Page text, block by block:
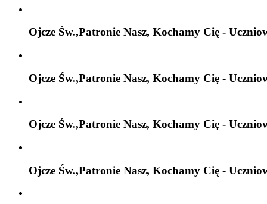
Ojcze Św.,Patronie Nasz, Kochamy Cię -
Ojcze Św.,Patronie Nasz, Kochamy Cię -
Ojcze Św.,Patronie Nasz, Kochamy Cię -
Ojcze Św.,Patronie Nasz, Kochamy Cię -